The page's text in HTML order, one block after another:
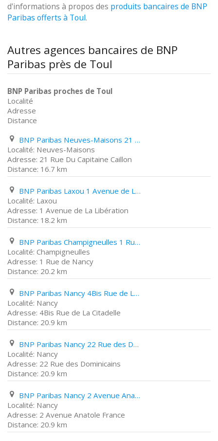
d'informations à propos des produits bancaires de BNP
Paribas offerts à Toul.
Autres agences bancaires de BNP
Paribas près de Toul
BNP Paribas proches de Toul
Localité
Adresse
Distance
BNP Paribas Neuves-Maisons 21 Rue Du Capitaine Caillon
Neuves-Maisons
21 Rue Du Capitaine Caillon
16.7 km
BNP Paribas Laxou 1 Avenue de La Libération
Laxou
1 Avenue de La Libération
18.2 km
BNP Paribas Champigneulles 1 Rue de Nancy
Champigneulles
1 Rue de Nancy
20.2 km
BNP Paribas Nancy 4Bis Rue de La Citadelle
Nancy
4Bis Rue de La Citadelle
20.9 km
BNP Paribas Nancy 22 Rue des Dominicains
Nancy
22 Rue des Dominicains
20.9 km
BNP Paribas Nancy 2 Avenue Anatole France
Nancy
2 Avenue Anatole France
20.9 km